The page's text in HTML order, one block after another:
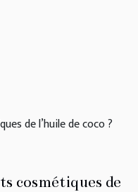
de l’huile de coco ?
cosmétiques de